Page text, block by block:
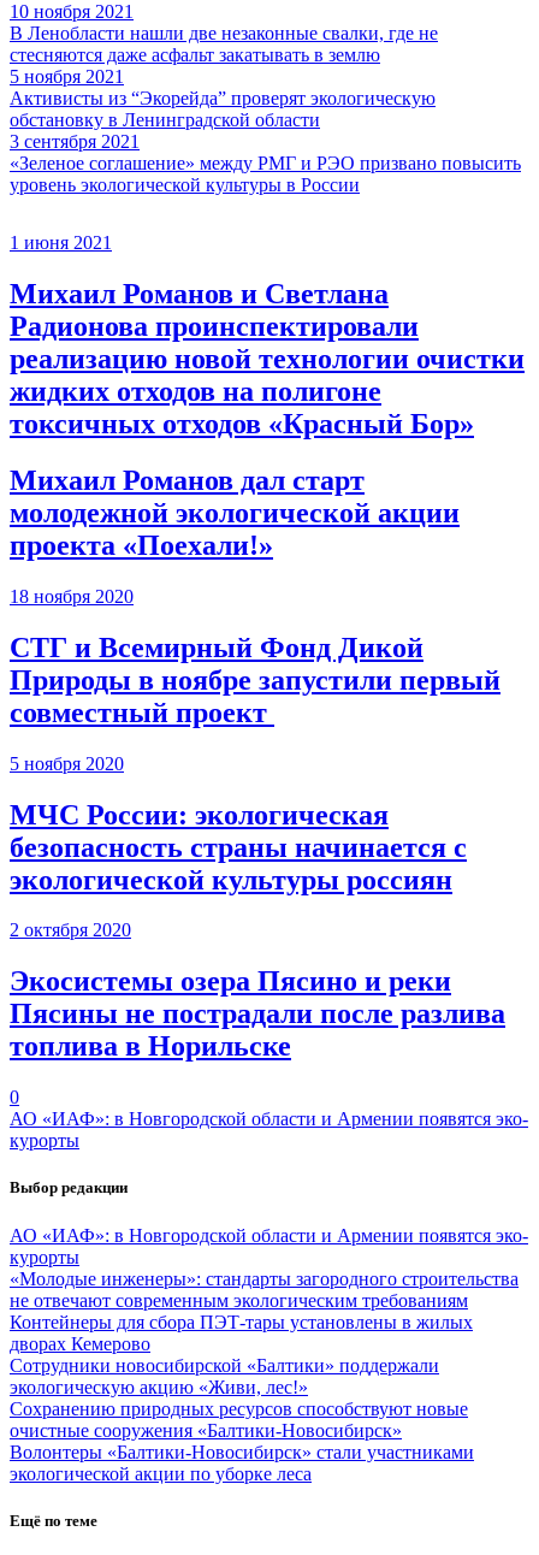
10 ноября 2021
В Ленобласти нашли две незаконные свалки, где не
стесняются даже асфальт закатывать в землю
5 ноября 2021
Активисты из “Экорейда” проверят экологическую
обстановку в Ленинградской области
3 сентября 2021
«Зеленое соглашение» между РМГ и РЭО призвано повысить
уровень экологической культуры в России
1 июня 2021
Михаил Романов и Светлана
Радионова проинспектировали
реализацию новой технологии очистки
жидких отходов на полигоне
токсичных отходов «Красный Бор»
Михаил Романов дал старт
молодежной экологической акции
проекта «Поехали!»
18 ноября 2020
СТГ и Всемирный Фонд Дикой
Природы в ноябре запустили первый
совместный проект
5 ноября 2020
МЧС России: экологическая
безопасность страны начинается с
экологической культуры россиян
2 октября 2020
Экосистемы озера Пясино и реки
Пясины не пострадали после разлива
топлива в Норильске
0
АО «ИАФ»: в Новгородской области и Армении появятся эко-
курорты
Выбор редакции
АО «ИАФ»: в Новгородской области и Армении появятся эко-
курорты
«Молодые инженеры»: стандарты загородного строительства
не отвечают современным экологическим требованиям
Контейнеры для сбора ПЭТ-тары установлены в жилых
дворах Кемерово
Сотрудники новосибирской «Балтики» поддержали
экологическую акцию «Живи, лес!»
Сохранению природных ресурсов способствуют новые
очистные сооружения «Балтики-Новосибирск»
Волонтеры «Балтики-Новосибирск» стали участниками
экологической акции по уборке леса
Ещё по теме